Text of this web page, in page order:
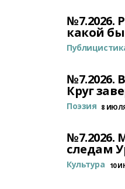
№7.2026.
какой
№7.2026.
Круг
Поэзия 8 ИЮЛЯ
№7.2026.
следам
Культура 10